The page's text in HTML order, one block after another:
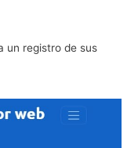
un registro de sus